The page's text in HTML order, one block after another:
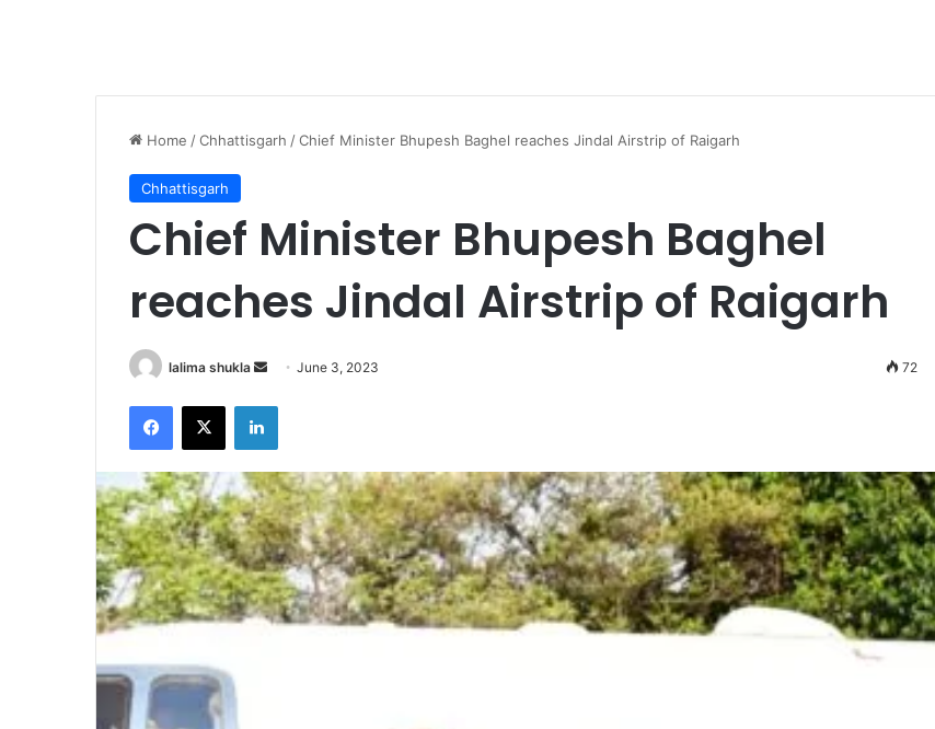
Home /Chhattisgarh /Chief Minister Bhupesh Baghel reaches Jindal Airstrip of Raigarh
Chhattisgarh
Chief Minister Bhupesh Baghel
reaches Jindal Airstrip of Raigarh
lalima shukla
Send June 3, 2023 72
Facebook
X LinkedIn